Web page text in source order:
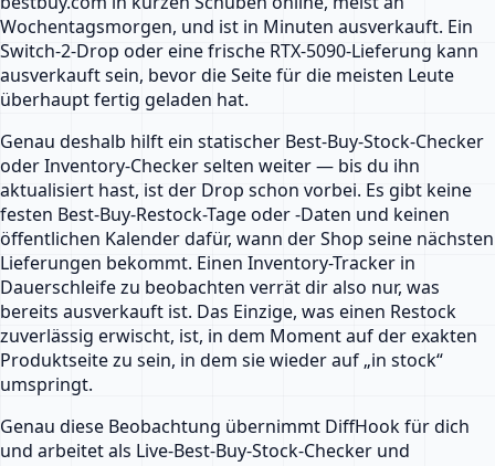
Wochentagsmorgen, und ist in Minuten ausverkauft. Ein
Switch-2-Drop oder eine frische RTX-5090-Lieferung kann
ausverkauft sein, bevor die Seite für die meisten Leute
überhaupt fertig geladen hat.
Genau deshalb hilft ein statischer Best-Buy-Stock-Checker
oder Inventory-Checker selten weiter — bis du ihn
aktualisiert hast, ist der Drop schon vorbei. Es gibt keine
festen Best-Buy-Restock-Tage oder -Daten und keinen
öffentlichen Kalender dafür, wann der Shop seine nächsten
Lieferungen bekommt. Einen Inventory-Tracker in
Dauerschleife zu beobachten verrät dir also nur, was
bereits ausverkauft ist. Das Einzige, was einen Restock
zuverlässig erwischt, ist, in dem Moment auf der exakten
Produktseite zu sein, in dem sie wieder auf „in stock“
umspringt.
Genau diese Beobachtung übernimmt DiffHook für dich
und arbeitet als Live-Best-Buy-Stock-Checker und